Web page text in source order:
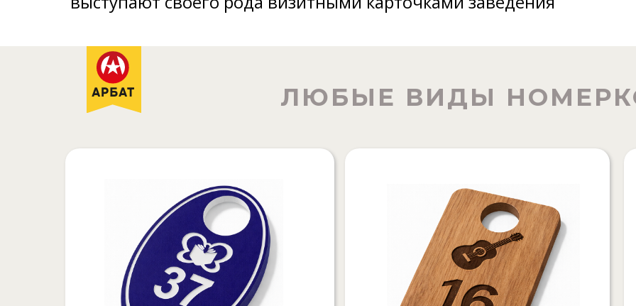
ЛЮБЫЕ ВИДЫ